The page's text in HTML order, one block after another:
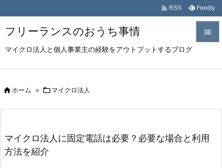
フリーランスのおうち事情
マイクロ法人と個人事業主の経験をアウトプットするブログ

次へ
 RSS Feedly
ホーム > マイクロ法人
マイクロ法人に固定電話は必要？必要な場合と利用
方法を紹介